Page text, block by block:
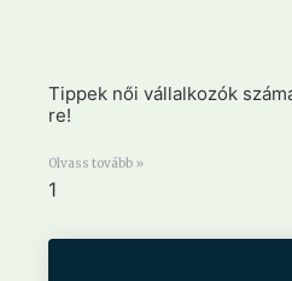
Tippek női vállalkozók
re!
Olvass tovább »